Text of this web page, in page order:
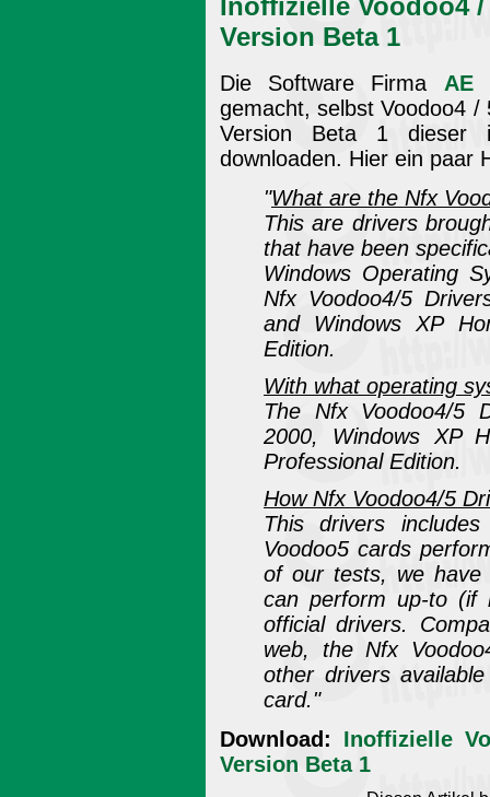
Version Beta 1
Die Software Firma AE
gemacht, selbst Voodoo4
Version Beta 1 dieser
downloaden. Hier ein paar
"What are the Nfx
This are drivers
that have been
Windows Operating
Nfx Voodoo4/5
and Windows XP
Edition.
With what operating
The Nfx Voodoo4/5
2000, Windows XP
Professional Edition.
How Nfx Voodoo4/5
This drivers
Voodoo5 cards
of our tests, we have
can perform up-to (if
official drivers.
web, the Nfx
other drivers
card."
Download:
Inoffizielle
Version Beta 1